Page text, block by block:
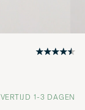
1-3 DAGEN